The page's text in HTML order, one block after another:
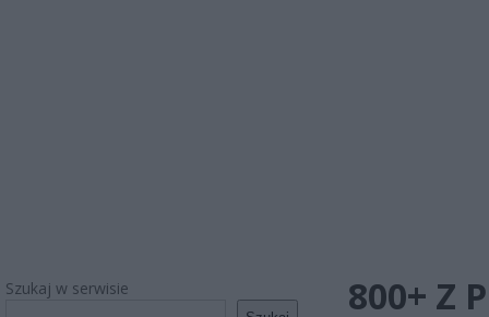
Szukaj w serwisie
800+ Z